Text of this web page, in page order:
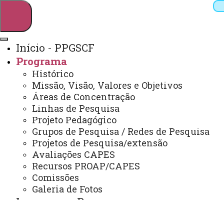
Webmail Sistemas
Arquivo Virtual
Campus
Início - PPGSCF
Programa
Histórico
Missão, Visão, Valores e Objetivos
Áreas de Concentração
Linhas de Pesquisa
Projeto Pedagógico
Grupos de Pesquisa / Redes de Pesquisa
Projetos de Pesquisa/extensão
Avaliações CAPES
Recursos PROAP/CAPES
Comissões
Galeria de Fotos
Mestrado e Doutorado em Sociedade, Cultura e